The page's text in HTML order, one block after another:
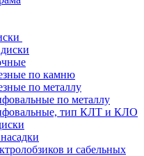
по камню
по металлу
по металлу
тип КЛТ и КЛО
и сабельных